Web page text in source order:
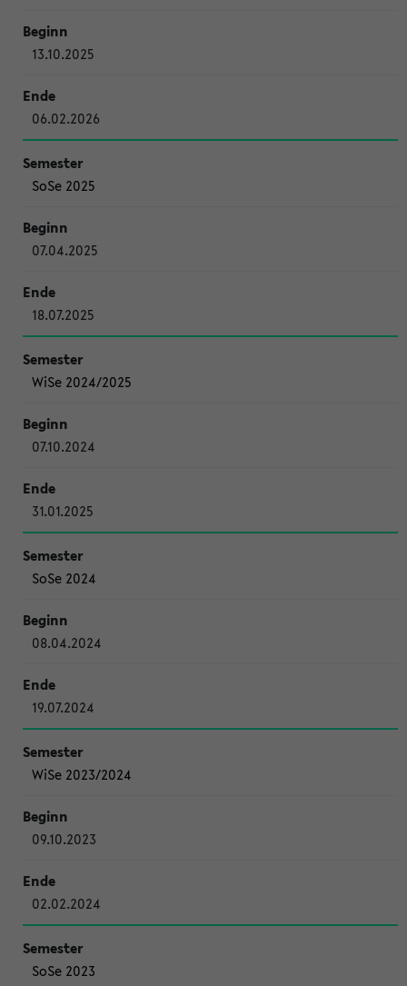
13.10.2025
06.02.2026
SoSe 2025
07.04.2025
18.07.2025
WiSe 2024/2025
07.10.2024
31.01.2025
SoSe 2024
08.04.2024
19.07.2024
WiSe 2023/2024
09.10.2023
02.02.2024
SoSe 2023